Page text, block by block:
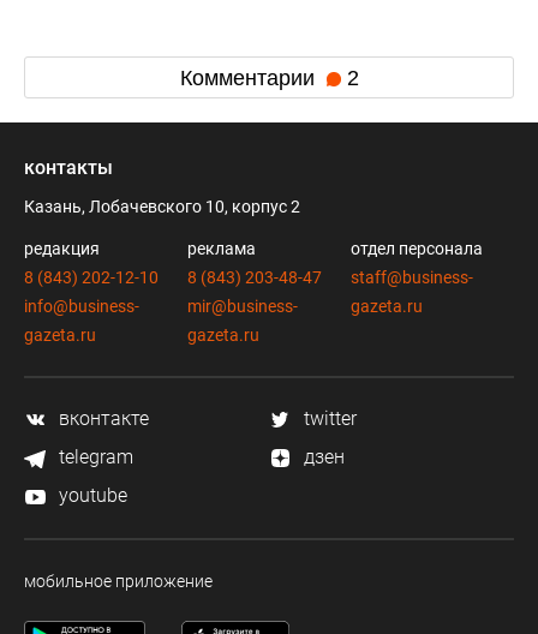
Комментарии 2
контакты
Казань, Лобачевского 10, корпус 2
редакция
8 (843) 202-12-10
info@business-
gazeta.ru
реклама
8 (843) 203-48-47
mir@business-
gazeta.ru
отдел персонала
staff@business-
gazeta.ru
вконтакте
twitter
telegram
дзен
youtube
мобильное приложение